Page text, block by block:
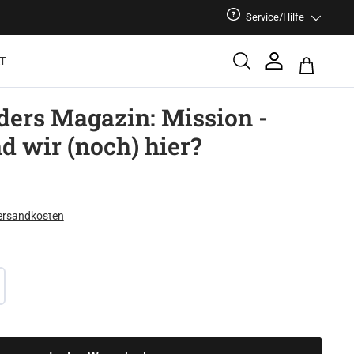
Service/Hilfe
Magazin: Mission -
wir (noch) hier?
Gib den gewünschten Wert ein oder